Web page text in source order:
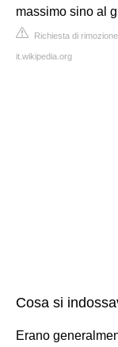
massimo sino al
Richiesta di
it.wikipedia.org
Cosa si
Erano